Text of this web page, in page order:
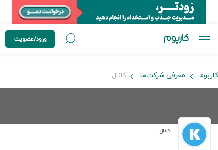
ورود/عضویت
کاربوم معرفی شرکت‌ها کانال
کانال